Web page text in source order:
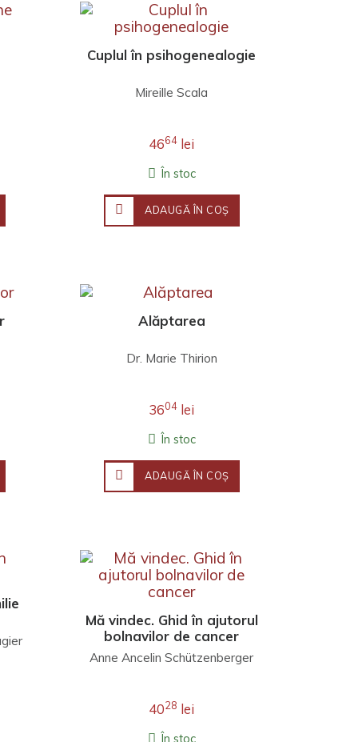
Cuplul în psihogenealogie
Mireille Scala
4664 lei
În stoc
ADAUGĂ ÎN COŞ
Alăptarea
Dr. Marie Thirion
3604 lei
În stoc
ADAUGĂ ÎN COŞ
Mă vindec. Ghid în ajutorul
bolnavilor de cancer
Anne Ancelin Schützenberger
4028 lei
În stoc